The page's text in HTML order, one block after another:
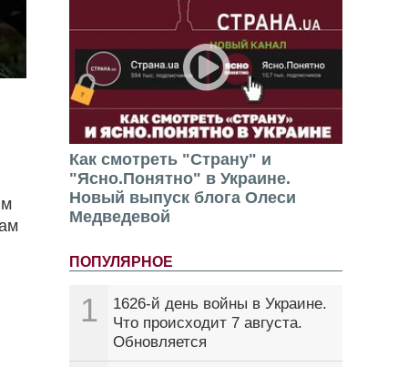
Как смотреть "Страну" и
"Ясно.Понятно" в Украине.
Новый выпуск блога Олеси
Медведевой
ПОПУЛЯРНОЕ
1
1626-й день войны в Украине.
Что происходит 7 августа.
Обновляется